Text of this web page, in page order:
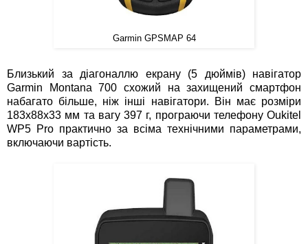
Garmin GPSMAP 64
Близький за діагоналлю екрану (5 дюймів) навігатор
Garmin Montana 700 схожий на захищений смартфон
набагато більше, ніж інші навігатори. Він має розміри
183х88х33 мм та вагу 397 г, програючи телефону Oukitel
WP5 Pro практично за всіма технічними параметрами,
включаючи вартість.